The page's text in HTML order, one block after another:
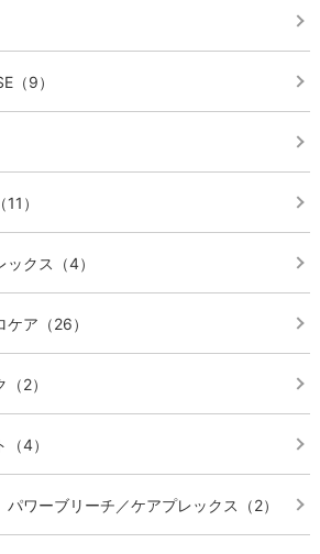
（9）
（11）
ックス （4）
ケア （26）
（2）
（4）
ワーブリーチ／ケアプレックス （2）